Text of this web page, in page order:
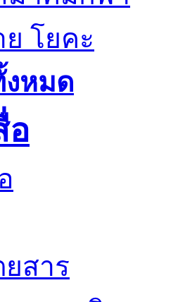
โยคะ
หมด
อ
สาร